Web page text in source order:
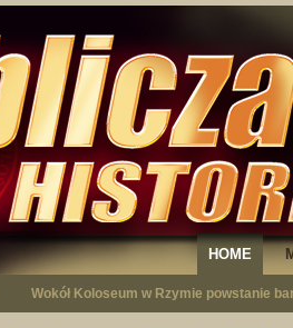
HOME
Wokół Koloseum w Rzymie powstanie
"Niepodległy - opowieść o Januszu